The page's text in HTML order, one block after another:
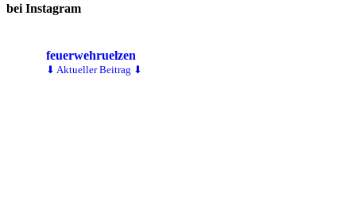
bei Instagram
feuerwehruelzen
⬇ Aktueller Beitrag ⬇